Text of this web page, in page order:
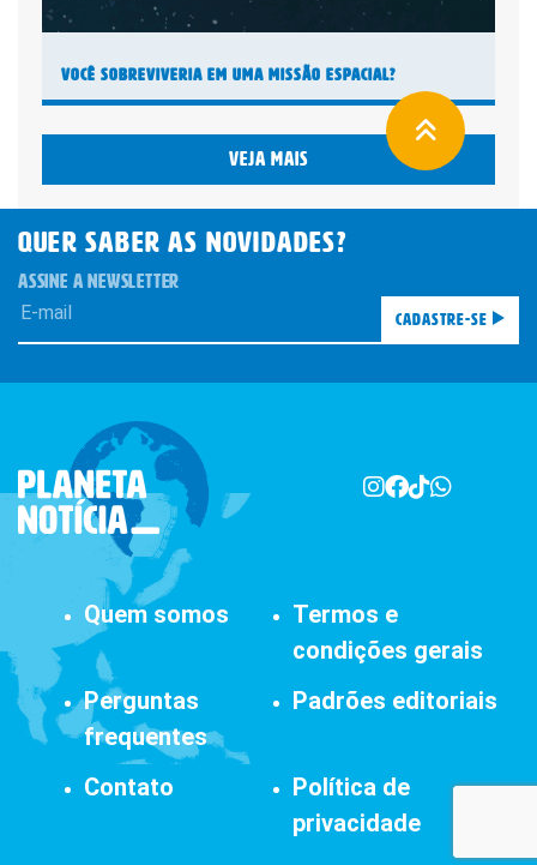
Você sobreviveria em uma missão espacial?
Veja mais
QUER SABER AS novidades?
ASSINE A NEWSLETTER
Cadastre-se
Quem somos
Termos e
condições gerais
Perguntas
frequentes
Padrões editoriais
Contato
Política de
privacidade